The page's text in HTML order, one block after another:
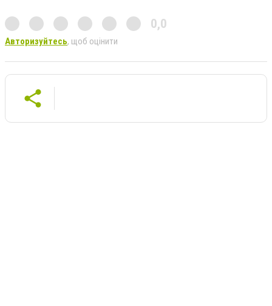
0,0
Авторизуйтесь, щоб оцінити